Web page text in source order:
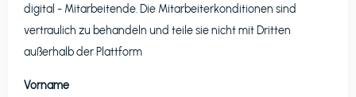
digital - Mitarbeitende. Die Mitarbeiterkonditionen sind
vertraulich zu behandeln und teile sie nicht mit Dritten
außerhalb der Plattform
Vorname